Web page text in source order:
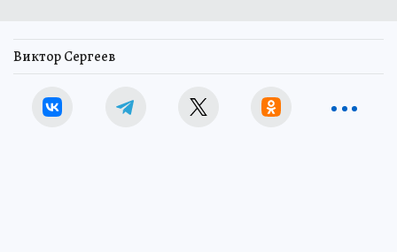
Виктор Сергеев